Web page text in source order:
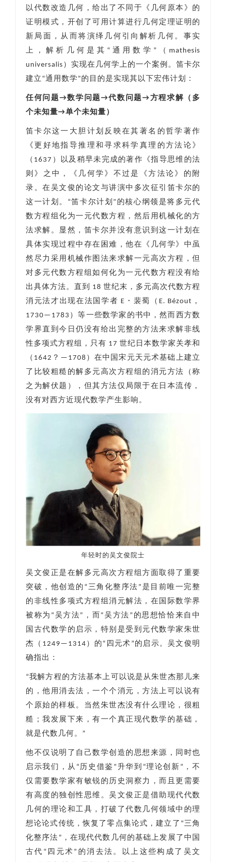
以代数改造几何，给出了不同于《几何原本》的
证明模式，开创了可用计算进行几何定理证明的
新局面，从而将演绎几何引向解析几何。事实
上，解析几何是其“通用数学”（mathesis
universalis）实现在几何学上的一个案例。笛卡尔
建立“通用数学”的目的是实现其以下宏伟计划：
任何问题→数学问题→代数问题→方程求解（多
个未知量→单个未知量）
笛卡尔这一大胆计划反映在其著名的哲学著作
《更好地指导推理和寻求科学真理的方法论》
（1637）以及稍早未完成的著作《指导思维的法
则》之中，《几何学》不过是《方法论》的附
录。在吴文俊的论文与讲演中多次征引笛卡尔的
这一计划。“笛卡尔计划”的核心纲领是将多元代
数方程组化为一元代数方程，然后用机械化的方
法求解。显然，笛卡尔并没有意识到这一计划在
具体实现过程中存在困难，他在《几何学》中虽
然尽力采用机械作图法来求解一元高次方程，但
对多元代数方程组如何化为一元代数方程没有给
出具体方法。直到 18 世纪末，多元高次代数方程
消元法才出现在法国学者 E・裴蜀（E. Bézout，
1730—1783）等一些数学家的书中，然而西方数
学界直到今日仍没有给出完整的方法来求解非线
性多项式方程组，只有 17 世纪日本数学家关孝和
（1642？—1708）在中国宋元天元术基础上建立
了比较粗糙的解多元高次方程组的消元方法（称
之为解伏题），但其方法仅局限于在日本流传，
没有对西方近现代数学产生影响。
年轻时的吴文俊院士
吴文俊正是在解多元高次方程组方面取得了重要
突破，他创造的“三角化整序法”是目前唯一完整
的非线性多项式方程组消元解法，在国际数学界
被称为“吴方法”，而“吴方法”的思想恰恰来自中
国古代数学的启示，特别是受到元代数学家朱世
杰（1249—1314）的“四元术”的启示。吴文俊明
确指出：
“我解方程的方法基本上可以说是从朱世杰那儿来
的，他用消去法，一个个消元，方法上可以说有
个原始的样板。当然朱世杰没有什么理论，很粗
糙；我发展下来，有一个真正现代数学的基础，
就是代数几何。”
他不仅说明了自己数学创造的思想来源，同时也
启示我们，从“历史借鉴”升华到“理论创新”，不
仅需要数学家有敏锐的历史洞察力，而且更需要
有高度的独创性思维。吴文俊正是借助现代代数
几何的理论和工具，打破了代数几何领域中的理
想论论式传统，恢复了零点集论式，建立了“三角
化整序法”，在现代代数几何的基础上发展了中国
古代“四元术”的消去法。以上这些构成了吴文